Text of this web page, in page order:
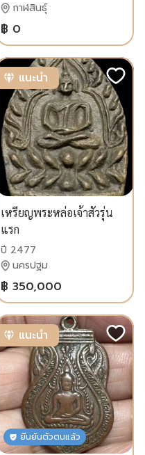
กาฬสินธุ์
฿ 0
แนะนำ
เหรียญพระหล่อเจ้าสัวรุ่น
แรก
ปี 2477
นครปฐม
฿ 350,000
ยืนยันตัวตนแล้ว
แนะนำ